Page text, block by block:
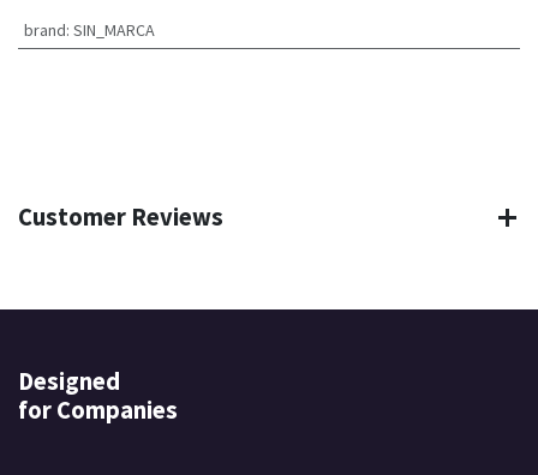
brand: SIN_MARCA
Customer Reviews
Designed
for Companies